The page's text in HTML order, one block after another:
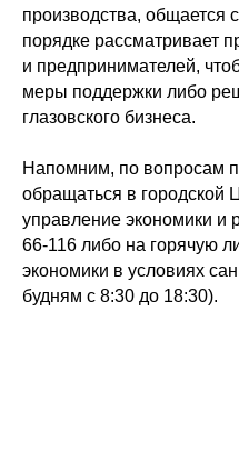
производства, общается
порядке рассматривает
и предпринимателей,
меры поддержки либо
глазовского бизнеса.
Напомним, по вопросам
обращаться в городской
управление экономики и
66-116 либо на горячую
экономики в условиях
будням с 8:30 до 18:30).